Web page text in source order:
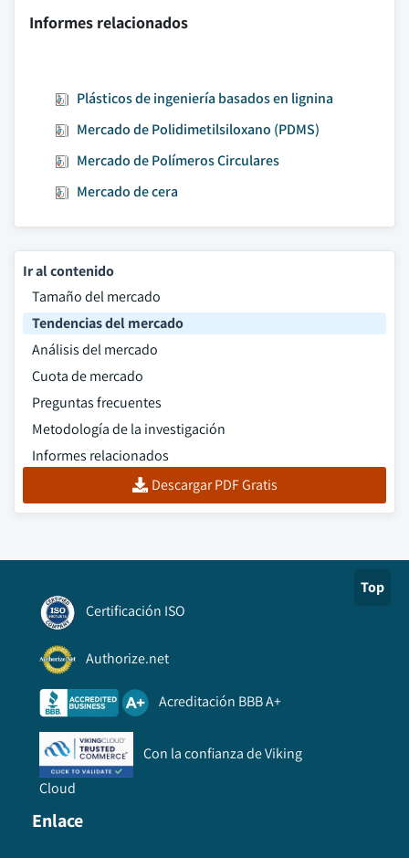
Informes relacionados
Plásticos de ingeniería basados en lignina
Mercado de Polidimetilsiloxano (PDMS)
Mercado de Polímeros Circulares
Mercado de cera
Ir al contenido
Tamaño del mercado
Tendencias del mercado
Análisis del mercado
Cuota de mercado
Preguntas frecuentes
Metodología de la investigación
Informes relacionados
Descargar PDF Gratis
Top
Certificación ISO
Authorize.net
Acreditación BBB A+
Con la confianza de Viking
Cloud
Enlace